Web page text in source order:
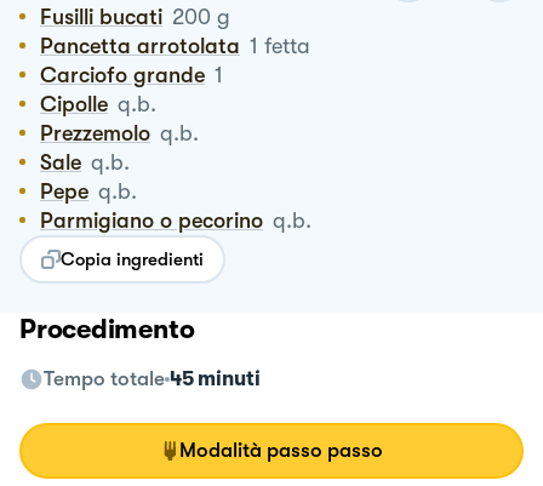
Fusilli bucati 200 g
Pancetta arrotolata 1 fetta
Carciofo grande 1
Cipolle q.b.
Prezzemolo q.b.
Sale q.b.
Pepe q.b.
Parmigiano o pecorino q.b.
Copia ingredienti
Procedimento
Tempo totale 45 minuti
Modalità passo passo